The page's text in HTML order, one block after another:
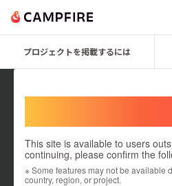
プロジェクトを掲載するには
This site is available to users
continuing, please confirm the
※ Some features may not be available
country, region, or project.
RYOSUKE SATO